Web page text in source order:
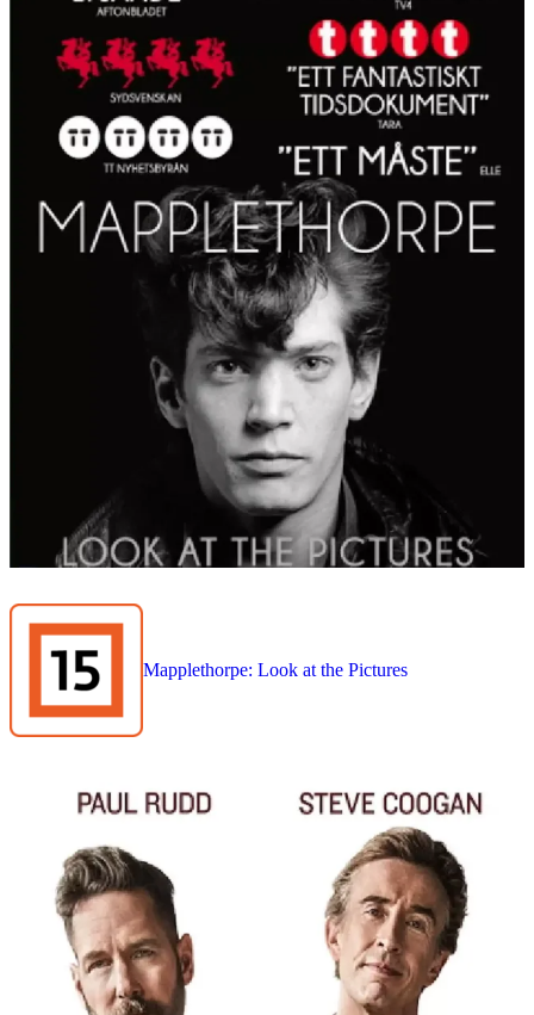
Mapplethorpe: Look at the Pictures